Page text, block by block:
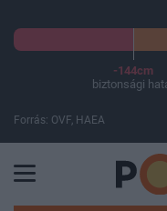
-144cm
biztonsági
Forrás: OVF, HAEA